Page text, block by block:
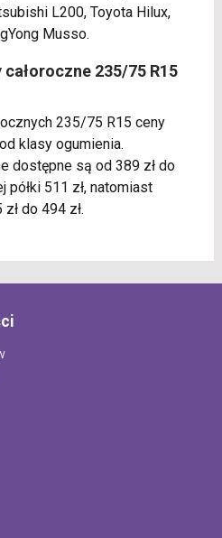
L200, Toyota Hilux,
Musso.
235/75 R15
235/75 R15 ceny
klasy ogumienia.
dostępne są od 389 zł do
półki 511 zł, natomiast
do 494 zł.